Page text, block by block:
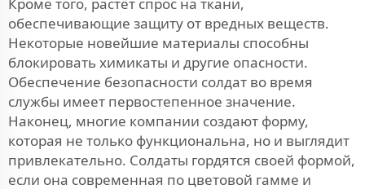
обеспечивающие защиту от вредных веществ.
Некоторые новейшие материалы способны
блокировать химикаты и другие опасности.
Обеспечение безопасности солдат во время
службы имеет первостепенное значение.
Наконец, многие компании создают форму,
которая не только функциональна, но и выглядит
привлекательно. Солдаты гордятся своей формой,
если она современная по цветовой гамме и